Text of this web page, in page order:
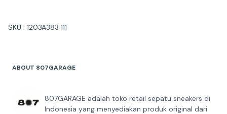
SKU : 1203A383 111
ABOUT 807GARAGE
807GARAGE adalah toko retail sepatu sneakers di
Indonesia yang menyediakan produk original dari